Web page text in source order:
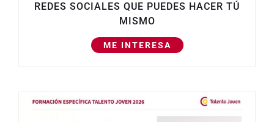
REDES SOCIALES QUE PUEDES HACER TÚ
MISMO
ME INTERESA